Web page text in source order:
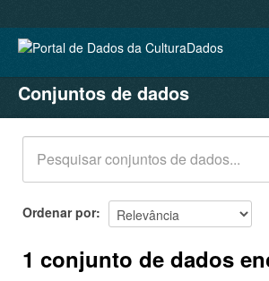
CONJUNTOS DE DADOS
ORGANIZAÇÕES
GRUPOS
SOBRE
Conjuntos de dados
Ordenar por
1 conjunto de dados